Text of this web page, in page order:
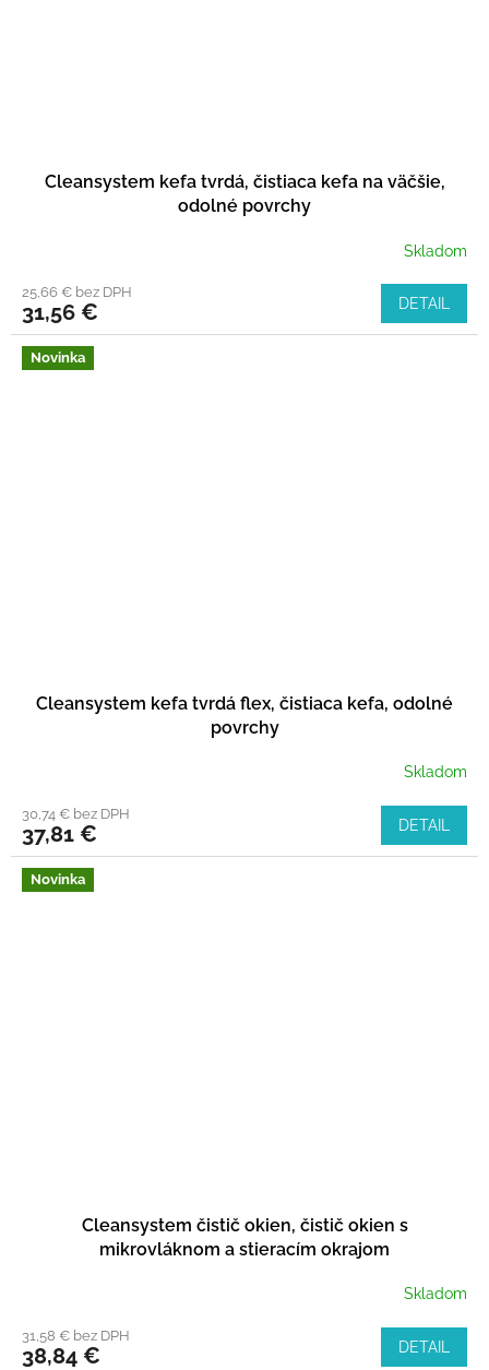
Cleansystem kefa tvrdá, čistiaca kefa na väčšie,
odolné povrchy
Skladom
25,66 € bez DPH
31,56 € DETAIL
Novinka
Cleansystem kefa tvrdá flex, čistiaca kefa, odolné
povrchy
Skladom
30,74 € bez DPH
37,81 € DETAIL
Novinka
Cleansystem čistič okien, čistič okien s
mikrovláknom a stieracím okrajom
Skladom
31,58 € bez DPH
38,84 € DETAIL